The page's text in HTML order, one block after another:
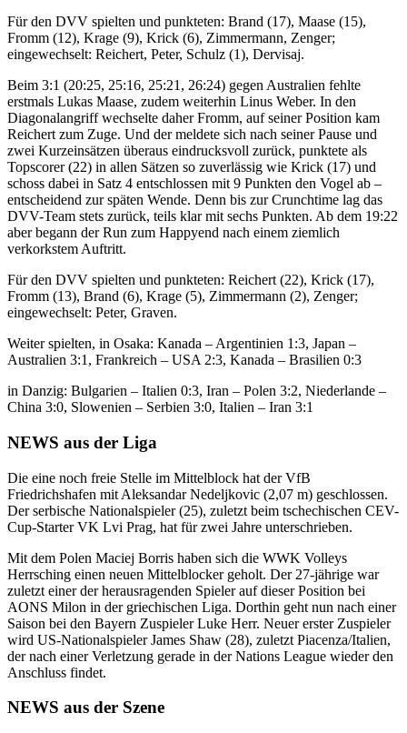
Für den DVV spielten und punkteten: Brand (17), Maase (15),
Fromm (12), Krage (9), Krick (6), Zimmermann, Zenger;
eingewechselt: Reichert, Peter, Schulz (1), Dervisaj.
Beim 3:1 (20:25, 25:16, 25:21, 26:24) gegen Australien fehlte
erstmals Lukas Maase, zudem weiterhin Linus Weber. In den
Diagonalangriff wechselte daher Fromm, auf seiner Position kam
Reichert zum Zuge. Und der meldete sich nach seiner Pause und
zwei Kurzeinsätzen überaus eindrucksvoll zurück, punktete als
Topscorer (22) in allen Sätzen so zuverlässig wie Krick (17) und
schoss dabei in Satz 4 entschlossen mit 9 Punkten den Vogel ab –
entscheidend zur späten Wende. Denn bis zur Crunchtime lag das
DVV-Team stets zurück, teils klar mit sechs Punkten. Ab dem 19:22
aber begann der Run zum Happyend nach einem ziemlich
verkorkstem Auftritt.
Für den DVV spielten und punkteten: Reichert (22), Krick (17),
Fromm (13), Brand (6), Krage (5), Zimmermann (2), Zenger;
eingewechselt: Peter, Graven.
Weiter spielten, in Osaka: Kanada – Argentinien 1:3, Japan –
Australien 3:1, Frankreich – USA 2:3, Kanada – Brasilien 0:3
in Danzig: Bulgarien – Italien 0:3, Iran – Polen 3:2, Niederlande –
China 3:0, Slowenien – Serbien 3:0, Italien – Iran 3:1
NEWS aus der Liga
Die eine noch freie Stelle im Mittelblock hat der VfB
Friedrichshafen mit Aleksandar Nedeljkovic (2,07 m) geschlossen.
Der serbische Nationalspieler (25), zuletzt beim tschechischen CEV-
Cup-Starter VK Lvi Prag, hat für zwei Jahre unterschrieben.
Mit dem Polen Maciej Borris haben sich die WWK Volleys
Herrsching einen neuen Mittelblocker geholt. Der 27-jährige war
zuletzt einer der herausragenden Spieler auf dieser Position bei
AONS Milon in der griechischen Liga. Dorthin geht nun nach einer
Saison bei den Bayern Zuspieler Luke Herr. Neuer erster Zuspieler
wird US-Nationalspieler James Shaw (28), zuletzt Piacenza/Italien,
der nach einer Verletzung gerade in der Nations League wieder den
Anschluss findet.
NEWS aus der Szene